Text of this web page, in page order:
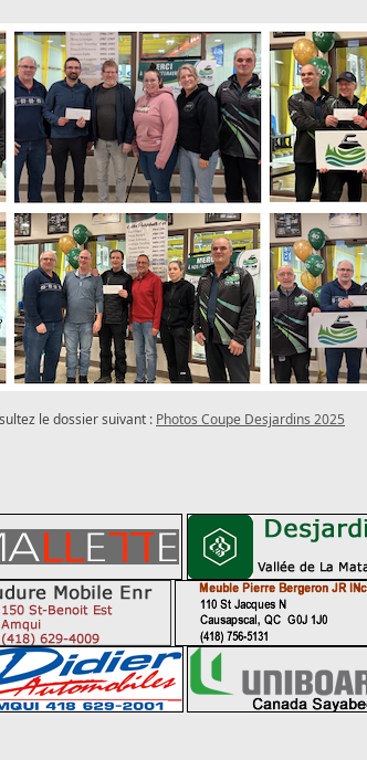
le dossier suivant : Photos Coupe Desjardins 2025